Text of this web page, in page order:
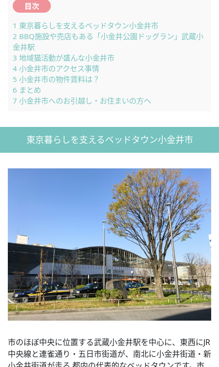
目次
1 東京暮らしを支えるベッドタウン小金井市
2 BBQ施設や売店もある「小金井公園ドッグラン」武蔵小
金井駅
3 地域猫活動が盛んな小金井市
4 小金井市のアクセス事情
5 小金井市の物件賃料は？
6 まとめ
7 小金井市へのお引越し・お住まいの方へ
東京暮らしを支えるベッドタウン小金井市
市のほぼ中央に位置する武蔵小金井駅を中心に、東西にJR
中央線と連雀通り・五日市街道が、南北に小金井街道・新